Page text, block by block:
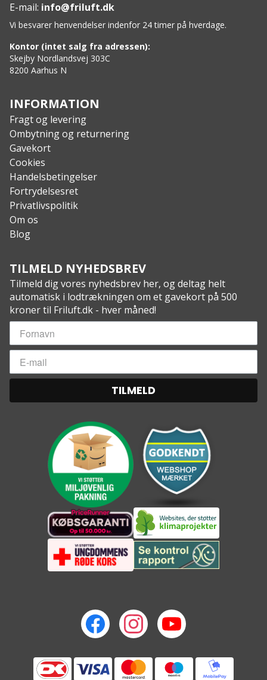
forsegling.
Proprietære bov- og agter Paddle-Park til nem
opbevaring af pagajer.
Deltas justerbare Contour II Sædesystem for øget
komfort.
Længde: 4,88 m
Bredde: 55,88 cm
Dybde: 31,12 cm
Vægt: 21 kg
Cockpitåbning: 43,28 x 81,28 cm
Cockpitvolumen: 161,0 liter
Dagshatch: 7 liter
Tør opbevaring i bov: 78,6 liter
Tør opbevaring i agter: 120 liter
Maksimal kapacitet: 150 kg
Ror: Ja
E-mail: info@friluft.dk
Vi besvarer henvendelser indenfor 24 timer på hverdage.
Kontor (intet salg fra adressen):
Skejby Nordlandsvej 303C
8200 Aarhus N
INFORMATION
Fragt og levering
Ombytning og returnering
Gavekort
Cookies
Handelsbetingelser
Fortrydelsesret
Privatlivspolitik
Om os
Blog
TILMELD NYHEDSBREV
Tilmeld dig vores nyhedsbrev her, og deltag helt
automatisk i lodtrækningen om et gavekort på 500
kroner til Friluft.dk - hver måned!
TILMELD